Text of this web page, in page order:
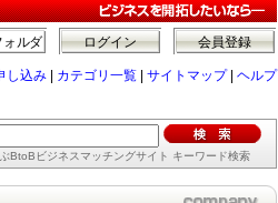
会員登録
ログイン
ォルダ
し込み カテゴリ一覧 サイトマップ| ヘルプ
BtoBビジネスマッチングサイト キーワード検索